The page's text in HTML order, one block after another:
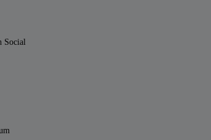
Social